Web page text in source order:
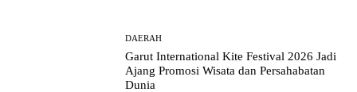
DAERAH
Garut International Kite Festival 2026 Jadi
Ajang Promosi Wisata dan Persahabatan
Dunia